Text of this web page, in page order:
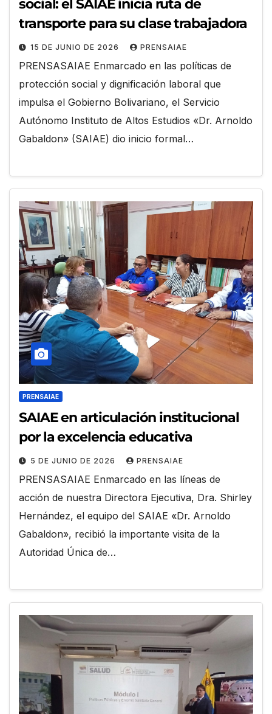
social: el SAIAE inicia ruta de
transporte para su clase trabajadora
15 DE JUNIO DE 2026 PRENSAIAE
PRENSASAIAE Enmarcado en las políticas de
protección social y dignificación laboral que
impulsa el Gobierno Bolivariano, el Servicio
Autónomo Instituto de Altos Estudios «Dr. Arnoldo
Gabaldon» (SAIAE) dio inicio formal…
PRENSAIAE
SAIAE en articulación institucional
por la excelencia educativa
5 DE JUNIO DE 2026 PRENSAIAE
PRENSASAIAE Enmarcado en las líneas de
acción de nuestra Directora Ejecutiva, Dra. Shirley
Hernández, el equipo del SAIAE «Dr. Arnoldo
Gabaldon», recibió la importante visita de la
Autoridad Única de…